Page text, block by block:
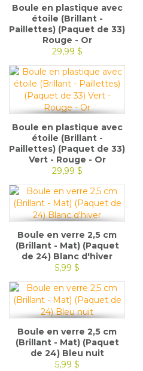
Boule en plastique avec
étoile (Brillant -
Paillettes) (Paquet de 33)
Rouge - Or
29,99 $
Boule en plastique avec
étoile (Brillant -
Paillettes) (Paquet de 33)
Vert - Rouge - Or
29,99 $
Boule en verre 2,5 cm
(Brillant - Mat) (Paquet
de 24) Blanc d'hiver
5,99 $
Boule en verre 2,5 cm
(Brillant - Mat) (Paquet
de 24) Bleu nuit
5,99 $